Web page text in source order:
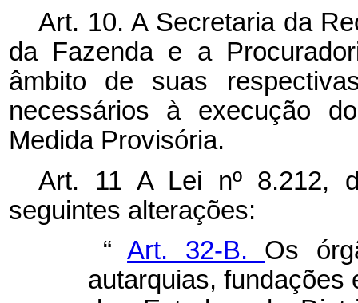
Art. 10. A Secretaria da
da Fazenda e a
âmbito de suas
necessários à execução
Medida Provisória.
Art. 11 A Lei nº 8.212,
seguintes alterações:
“Art. 32-B. Os
autarquias, fundações